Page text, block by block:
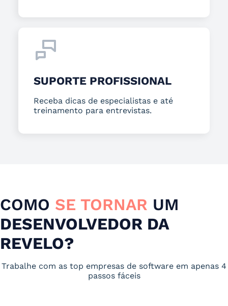
SUPORTE PROFISSIONAL
Receba dicas de especialistas e até
treinamento para entrevistas.
COMO SE TORNAR UM
DESENVOLVEDOR DA
REVELO?
Trabalhe com as top empresas de software em apenas 4
passos fáceis